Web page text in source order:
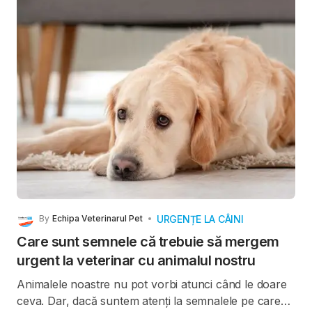
By Echipa Veterinarul Pet URGENȚE LA CÂINI
Care sunt semnele că trebuie să mergem
urgent la veterinar cu animalul nostru
Animalele noastre nu pot vorbi atunci când le doare
ceva. Dar, dacă suntem atenți la semnalele pe care